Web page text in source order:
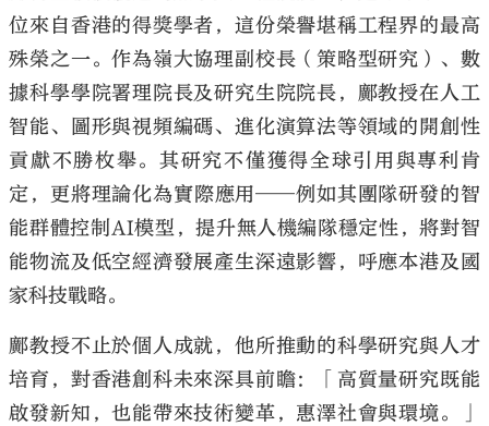
位來自香港的得獎學者，這份榮譽堪稱工程界的最高
殊榮之一。作為嶺大協理副校長（策略型研究）、數
據科學學院署理院長及研究生院院長，鄺教授在人工
智能、圖形與視頻編碼、進化演算法等領域的開創性
貢獻不勝枚舉。其研究不僅獲得全球引用與專利肯
定，更將理論化為實際應用──例如其團隊研發的智
能群體控制 AI模型，提升無人機編隊穩定性，將對智
能物流及低空經濟發展產生深遠影響，呼應本港及國
家科技戰略。
鄺教授不止於個人成就，他所推動的科學研究與人才
培育，對香港創科未來深具前瞻：「高質量研究既能
啟發新知，也能帶來技術變革，惠澤社會與環境。」